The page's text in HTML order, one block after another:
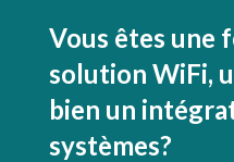
Vous êtes une
solution WiFi,
bien un
systèmes?